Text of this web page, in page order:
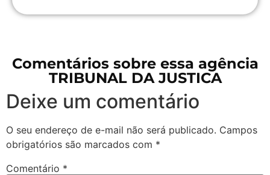
Comentários sobre essa agência
TRIBUNAL DA JUSTICA
Deixe um comentário
O seu endereço de e-mail não será publicado. Campos
obrigatórios são marcados com *
Comentário *